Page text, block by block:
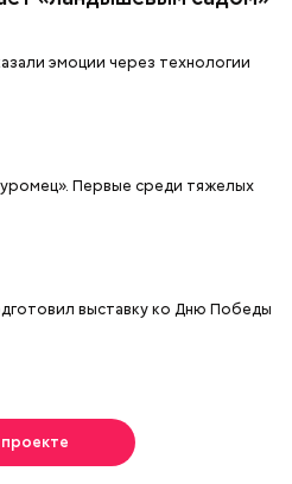
эмоции через технологии
Первые среди тяжелых
выставку ко Дню Победы